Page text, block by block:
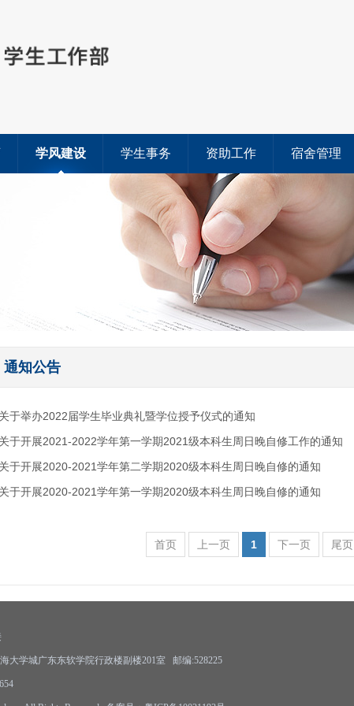
学风建设 学生事务 资助工作 宿舍管理
通知公告
关于举办2022届学生毕业典礼暨学位授予仪式的通知
关于开展2021-2022学年第一学期2021级本科生周日晚自修工作的通知
关于开展2020-2021学年第二学期2020级本科生周日晚自修的通知
关于开展2020-2021学年第一学期2020级本科生周日晚自修的通知
首页 上一页 1 下一页 尾页
大学城广东东软学院行政楼副楼201室 邮编:528225